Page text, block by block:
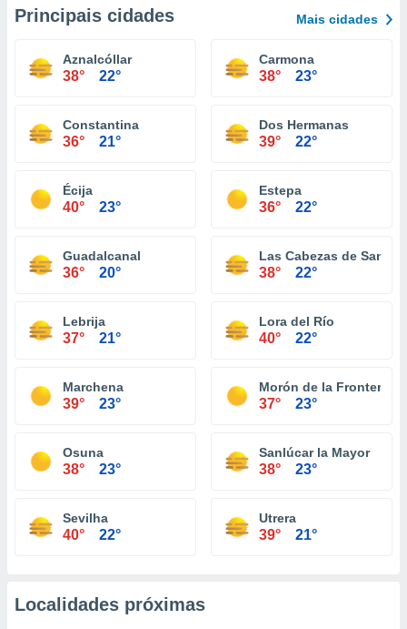
Principais cidades Mais cidades
Aznalcóllar
38° 22°
Carmona
38° 23°
Constantina
36° 21°
Dos Hermanas
39° 22°
Écija
40° 23°
Estepa
36° 22°
Guadalcanal
36° 20°
Las Cabezas de San
38° 22°
Lebrija
37° 21°
Lora del Río
40° 22°
Marchena
39° 23°
Morón de la Frontera
37° 23°
Osuna
38° 23°
Sanlúcar la Mayor
38° 23°
Sevilha
40° 22°
Utrera
39° 21°
Localidades próximas